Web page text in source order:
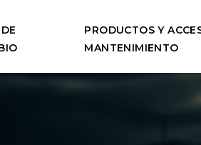
PRODUCTOS Y
MANTENIMIENTO